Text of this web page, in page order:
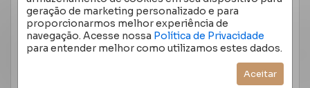
geração de marketing personalizado e para
proporcionarmos melhor experiência de
navegação. Acesse nossa Política de Privacidade
para entender melhor como utilizamos estes dados.
Aceitar
AVENIDA CORONEL MARCOS, PEDRA REDONDA -
PORTO ALEGRE/RS
Cód.: 8602
Venda